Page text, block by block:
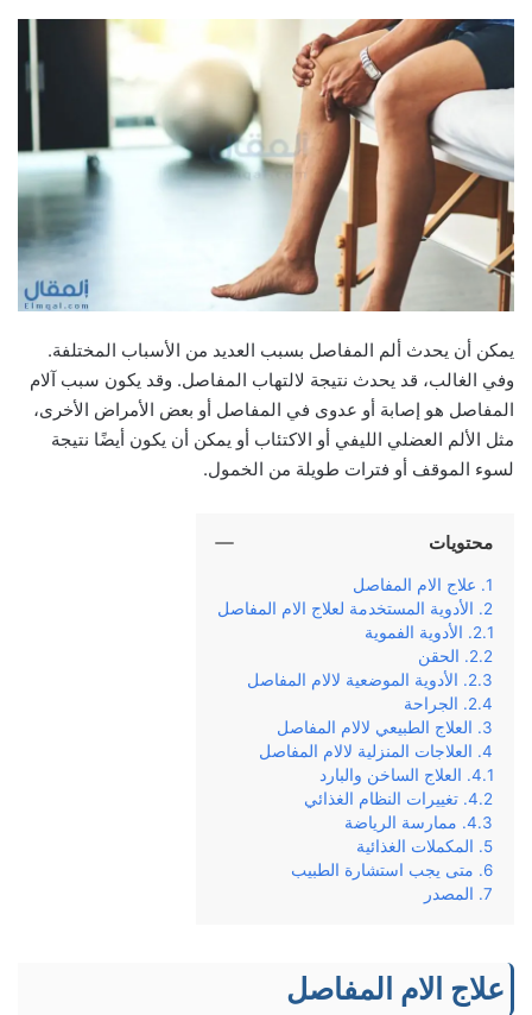
يمكن أن يحدث ألم المفاصل بسبب العديد من الأسباب المختلفة.
وفي الغالب، قد يحدث نتيجة لالتهاب المفاصل. وقد يكون سبب آلام
المفاصل هو إصابة أو عدوى في المفاصل أو بعض الأمراض الأخرى،
مثل الألم العضلي الليفي أو الاكتئاب أو يمكن أن يكون أيضًا نتيجة
لسوء الموقف أو فترات طويلة من الخمول.
محتويات
علاج الام المفاصل
الأدوية المستخدمة لعلاج الام المفاصل
الأدوية الفموية
الحقن
الأدوية الموضعية لالام المفاصل
الجراحة
العلاج الطبيعي لالام المفاصل
العلاجات المنزلية لالام المفاصل
العلاج الساخن والبارد
تغييرات النظام الغذائي
ممارسة الرياضة
المكملات الغذائية
متى يجب استشارة الطبيب
المصدر
علاج الام المفاصل